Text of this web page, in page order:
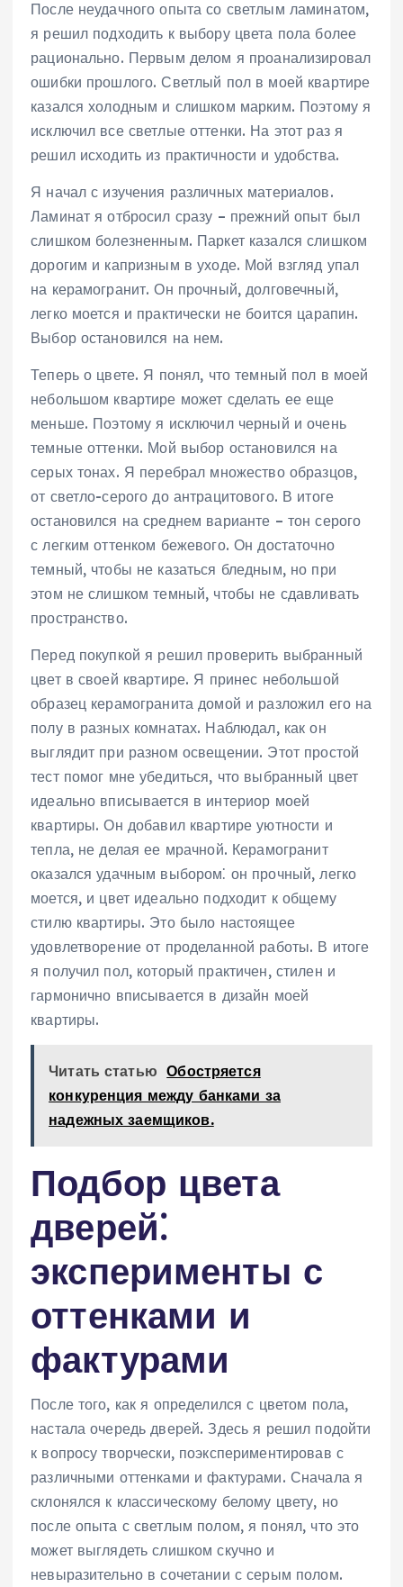
После неудачного опыта со светлым ламинатом,
я решил подходить к выбору цвета пола более
рационально. Первым делом я проанализировал
ошибки прошлого. Светлый пол в моей квартире
казался холодным и слишком марким. Поэтому я
исключил все светлые оттенки. На этот раз я
решил исходить из практичности и удобства.
Я начал с изучения различных материалов.
Ламинат я отбросил сразу – прежний опыт был
слишком болезненным. Паркет казался слишком
дорогим и капризным в уходе. Мой взгляд упал
на керамогранит. Он прочный, долговечный,
легко моется и практически не боится царапин.
Выбор остановился на нем.
Теперь о цвете. Я понял, что темный пол в моей
небольшом квартире может сделать ее еще
меньше. Поэтому я исключил черный и очень
темные оттенки. Мой выбор остановился на
серых тонах. Я перебрал множество образцов,
от светло-серого до антрацитового. В итоге
остановился на среднем варианте – тон серого
с легким оттенком бежевого. Он достаточно
темный, чтобы не казаться бледным, но при
этом не слишком темный, чтобы не сдавливать
пространство.
Перед покупкой я решил проверить выбранный
цвет в своей квартире. Я принес небольшой
образец керамогранита домой и разложил его на
полу в разных комнатах. Наблюдал, как он
выглядит при разном освещении. Этот простой
тест помог мне убедиться, что выбранный цвет
идеально вписывается в интериор моей
квартиры. Он добавил квартире уютности и
тепла, не делая ее мрачной. Керамогранит
оказался удачным выбором⁚ он прочный, легко
моется, и цвет идеально подходит к общему
стилю квартиры. Это было настоящее
удовлетворение от проделанной работы. В итоге
я получил пол, который практичен, стилен и
гармонично вписывается в дизайн моей
квартиры.
Читать статью Обостряется
конкуренция между банками за
надежных заемщиков.
Подбор цвета
дверей⁚
эксперименты с
оттенками и
фактурами
После того, как я определился с цветом пола,
настала очередь дверей. Здесь я решил подойти
к вопросу творчески, поэкспериментировав с
различными оттенками и фактурами. Сначала я
склонялся к классическому белому цвету, но
после опыта с светлым полом, я понял, что это
может выглядеть слишком скучно и
невыразительно в сочетании с серым полом.